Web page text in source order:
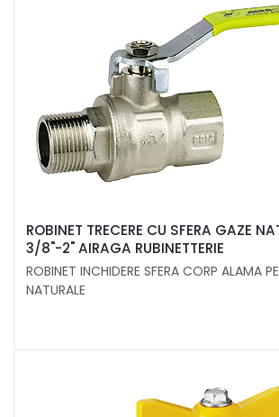
ROBINET TRECERE CU SFERA GAZE
3/8"-2" AIRAGA RUBINETTERIE
ROBINET INCHIDERE SFERA CORP ALAMA
NATURALE